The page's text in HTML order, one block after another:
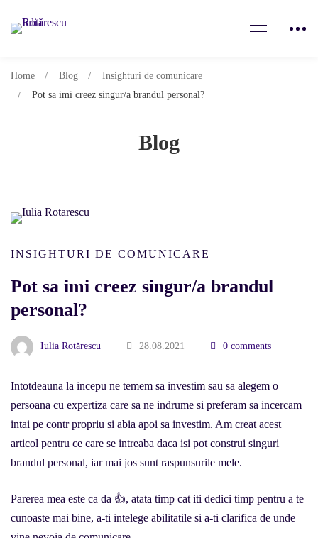
Blog
Home Blog
Insighturi de comunicare
Pot sa imi creez singur/a brandul personal?
INSIGHTURI DE COMUNICARE
Pot sa imi creez singur/a brandul
personal?
Iulia Rotărescu 28.08.2021 0 comments
Intotdeauna la incepu ne temem sa investim sau sa alegem o
persoana cu expertiza care sa ne indrume si preferam sa incercam
intai pe contr propriu si abia apoi sa investim. Am creat acest
articol pentru ce care se intreaba daca isi pot construi singuri
brandul personal, iar mai jos sunt raspunsurile mele.
Parerea mea este ca da 👍, atata timp cat iti dedici timp pentru a te
cunoaste mai bine, a-ti intelege abilitatile si a-ti clarifica de unde